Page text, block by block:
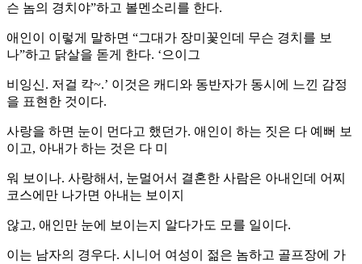
슨 놈의 경치야”하고 볼멘소리를 한다.
애인이 이렇게 말하면 “그대가 장미꽃인데 무슨 경치를 보
나”하고 닭살을 돋게 한다. ‘으이그
비잉신. 저걸 칵~.’ 이것은 캐디와 동반자가 동시에 느낀 감정
을 표현한 것이다.
사랑을 하면 눈이 먼다고 했던가. 애인이 하는 짓은 다 예뻐 보
이고, 아내가 하는 것은 다 미
워 보이나. 사랑해서, 눈멀어서 결혼한 사람은 아내인데 어찌
코스에만 나가면 아내는 보이지
않고, 애인만 눈에 보이는지 알다가도 모를 일이다.
이는 남자의 경우다. 시니어 여성이 젊은 놈하고 골프장에 가